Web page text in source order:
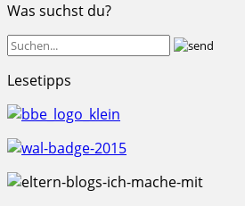
Was suchst du?
Lesetipps